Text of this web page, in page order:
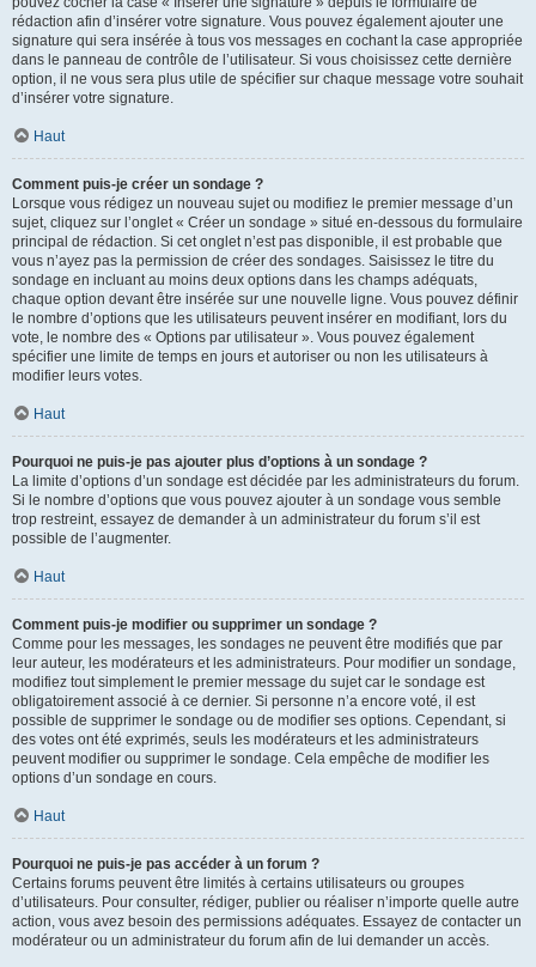
rédaction afin d’insérer votre signature. Vous pouvez également ajouter une
signature qui sera insérée à tous vos messages en cochant la case appropriée
dans le panneau de contrôle de l’utilisateur. Si vous choisissez cette dernière
option, il ne vous sera plus utile de spécifier sur chaque message votre souhait
d’insérer votre signature.
Haut
Comment puis-je créer un sondage ?
Lorsque vous rédigez un nouveau sujet ou modifiez le premier message d’un
sujet, cliquez sur l’onglet « Créer un sondage » situé en-dessous du formulaire
principal de rédaction. Si cet onglet n’est pas disponible, il est probable que
vous n’ayez pas la permission de créer des sondages. Saisissez le titre du
sondage en incluant au moins deux options dans les champs adéquats,
chaque option devant être insérée sur une nouvelle ligne. Vous pouvez définir
le nombre d’options que les utilisateurs peuvent insérer en modifiant, lors du
vote, le nombre des « Options par utilisateur ». Vous pouvez également
spécifier une limite de temps en jours et autoriser ou non les utilisateurs à
modifier leurs votes.
Haut
Pourquoi ne puis-je pas ajouter plus d’options à un sondage ?
La limite d’options d’un sondage est décidée par les administrateurs du forum.
Si le nombre d’options que vous pouvez ajouter à un sondage vous semble
trop restreint, essayez de demander à un administrateur du forum s’il est
possible de l’augmenter.
Haut
Comment puis-je modifier ou supprimer un sondage ?
Comme pour les messages, les sondages ne peuvent être modifiés que par
leur auteur, les modérateurs et les administrateurs. Pour modifier un sondage,
modifiez tout simplement le premier message du sujet car le sondage est
obligatoirement associé à ce dernier. Si personne n’a encore voté, il est
possible de supprimer le sondage ou de modifier ses options. Cependant, si
des votes ont été exprimés, seuls les modérateurs et les administrateurs
peuvent modifier ou supprimer le sondage. Cela empêche de modifier les
options d’un sondage en cours.
Haut
Pourquoi ne puis-je pas accéder à un forum ?
Certains forums peuvent être limités à certains utilisateurs ou groupes
d’utilisateurs. Pour consulter, rédiger, publier ou réaliser n’importe quelle autre
action, vous avez besoin des permissions adéquates. Essayez de contacter un
modérateur ou un administrateur du forum afin de lui demander un accès.